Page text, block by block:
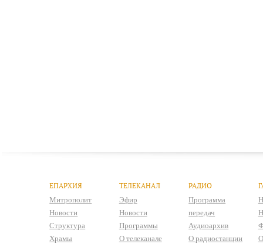
ЕПАРХИЯ
Митрополит
Новости
Структура
Храмы
ТЕЛЕКАНАЛ
Эфир
Новости
Программы
О телеканале
РАДИО
Программа
передач
Аудиоархив
О радиостанции